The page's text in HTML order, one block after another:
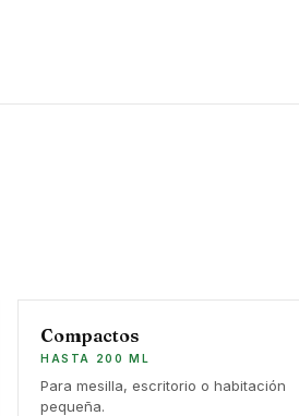
Compactos
HASTA 200 ML
Para mesilla, escritorio o habitación
pequeña.